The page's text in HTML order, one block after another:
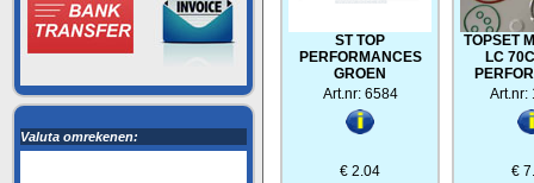
Valuta omrekenen:
ST TOP
PERFORMANCES
GROEN
Art.nr: 6584
€ 2.04
TOPSET
LC
Art.nr:
€